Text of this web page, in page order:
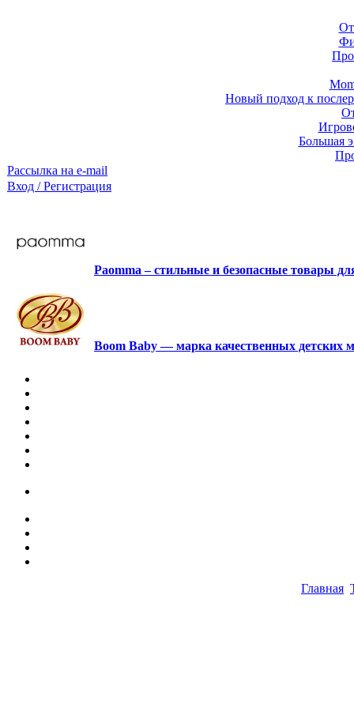
От
Новый подход к
Большая
Рассылка на e-mail
Вход / Регистрация
Paomma – стильные и безопасные товары
Boom Baby — марка качественных детских
Главная